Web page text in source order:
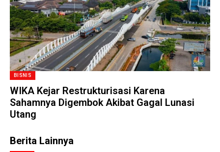
BISNIS
WIKA Kejar Restrukturisasi Karena
Sahamnya Digembok Akibat Gagal Lunasi
Utang
Berita Lainnya